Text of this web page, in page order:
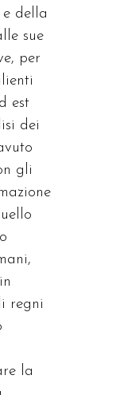
della
sue
per
est
dei
gli
regni
la